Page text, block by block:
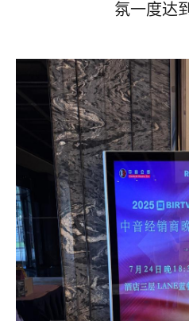
氛一度达